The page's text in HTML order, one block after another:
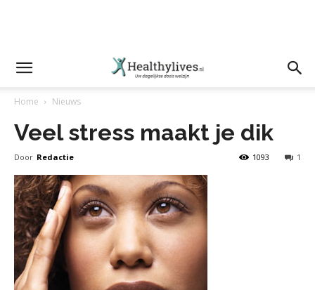
Home Nieuws
Veel stress maakt je dik
Door Redactie 1
1093